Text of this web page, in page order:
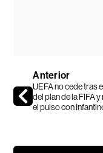
Anterior
UEFA no cede tras
del plan de la FIFA
el pulso con